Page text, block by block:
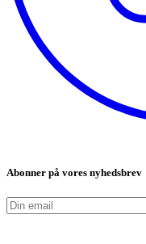
Abonner på vores nyhedsbrev